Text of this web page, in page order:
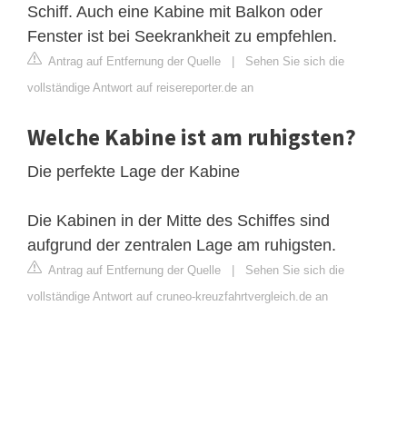
Schiff. Auch eine Kabine mit Balkon oder
Fenster ist bei Seekrankheit zu empfehlen.
Antrag auf Entfernung der Quelle
Sehen Sie sich die
vollständige Antwort auf reisereporter.de an
Welche Kabine ist am ruhigsten?
Die perfekte Lage der Kabine
Die Kabinen in der Mitte des Schiffes sind
aufgrund der zentralen Lage am ruhigsten.
Antrag auf Entfernung der Quelle
Sehen Sie sich die
vollständige Antwort auf cruneo-kreuzfahrtvergleich.de an